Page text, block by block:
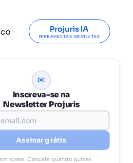
Projuris IA
FERRAMENTAS GRATUITAS
✉
Inscreva-se na
Newsletter Projuris
Assinar grátis
spam. Cancele quando quiser.